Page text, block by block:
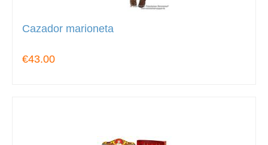
Cazador marioneta
€43.00